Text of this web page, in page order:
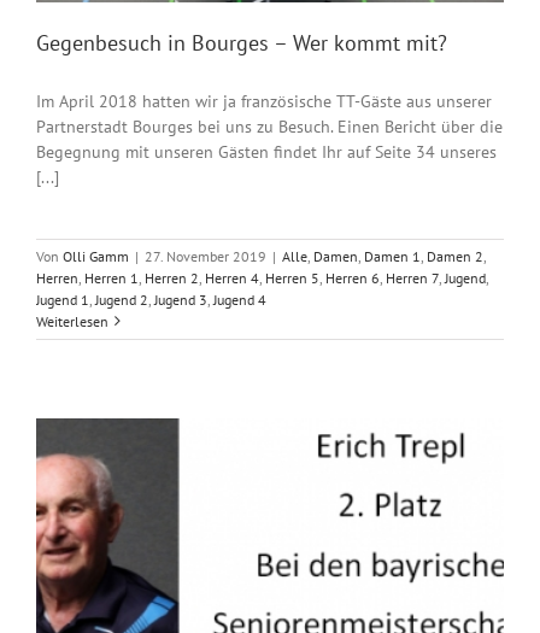
Gegenbesuch in Bourges – Wer kommt mit?
Im April 2018 hatten wir ja französische TT-Gäste aus unserer
Partnerstadt Bourges bei uns zu Besuch. Einen Bericht über die
Begegnung mit unseren Gästen findet Ihr auf Seite 34 unseres
[...]
Von Olli Gamm | 27. November 2019 | Alle Damen Damen 1 Damen 2
Herren Herren 1 Herren 2 Herren 4 Herren 5 Herren 6 Herren 7 Jugend
Jugend 1 Jugend 2 Jugend 3 Jugend 4
Weiterlesen